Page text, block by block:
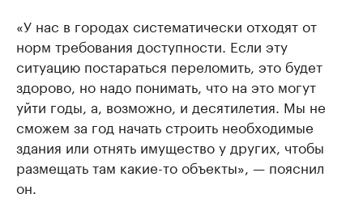
«У нас в городах систематически отходят от
норм требования доступности. Если эту
ситуацию постараться переломить, это будет
здорово, но надо понимать, что на это могут
уйти годы, а, возможно, и десятилетия. Мы не
сможем за год начать строить необходимые
здания или отнять имущество у других, чтобы
размещать там какие-то объекты», — пояснил
он.